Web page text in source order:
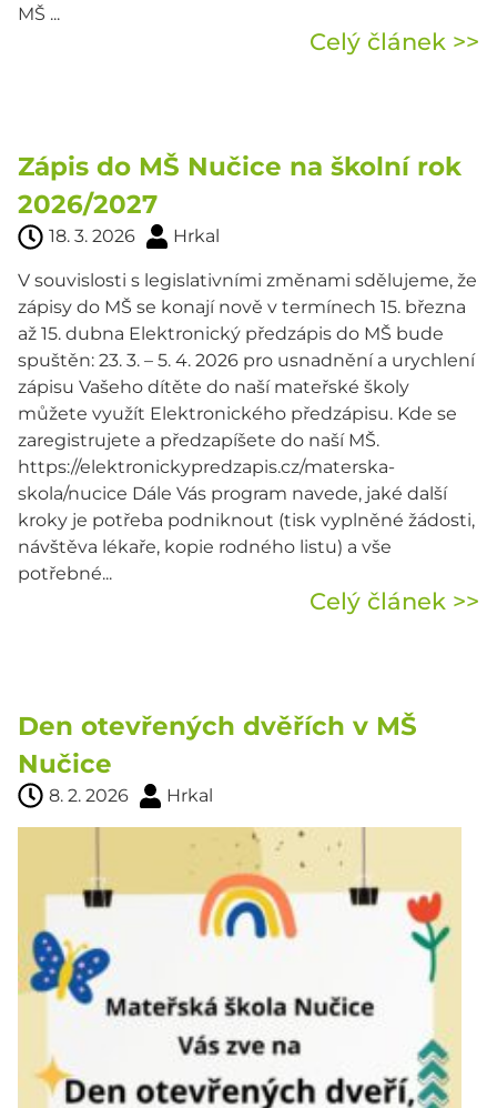
MŠ ...
Celý článek >>
Zápis do MŠ Nučice na školní rok
2026/2027
18. 3. 2026 Hrkal
V souvislosti s legislativními změnami sdělujeme, že
zápisy do MŠ se konají nově v termínech 15. března
až 15. dubna Elektronický předzápis do MŠ bude
spuštěn: 23. 3. – 5. 4. 2026 pro usnadnění a urychlení
zápisu Vašeho dítěte do naší mateřské školy
můžete využít Elektronického předzápisu. Kde se
zaregistrujete a předzapíšete do naší MŠ.
https://elektronickypredzapis.cz/materska-
skola/nucice Dále Vás program navede, jaké další
kroky je potřeba podniknout (tisk vyplněné žádosti,
návštěva lékaře, kopie rodného listu) a vše
potřebné...
Celý článek >>
Den otevřených dvěřích v MŠ
Nučice
8. 2. 2026 Hrkal